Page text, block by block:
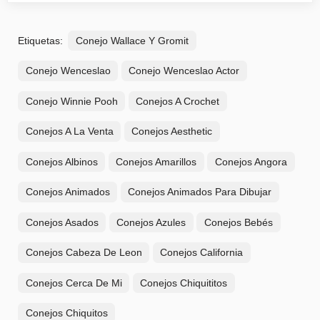
Etiquetas: Conejo Wallace Y Gromit
Conejo Wenceslao Conejo Wenceslao Actor
Conejo Winnie Pooh Conejos A Crochet
Conejos A La Venta Conejos Aesthetic
Conejos Albinos Conejos Amarillos Conejos Angora
Conejos Animados Conejos Animados Para Dibujar
Conejos Asados Conejos Azules Conejos Bebés
Conejos Cabeza De Leon Conejos California
Conejos Cerca De Mi Conejos Chiquititos
Conejos Chiquitos